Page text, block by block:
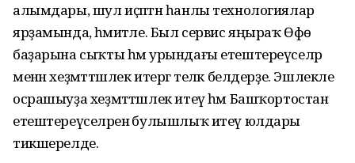
алымдары, шул иҫәптән һанлы технологиялар
ярҙамында, әһәмиәтле. Был сервис яңыраҡ Өфө
баҙарына сыҡты һәм урындағы етештереүселәр
менән хеҙмәттәшлек итергә теләк белдерҙе. Эшлекле
осрашыуҙа хеҙмәттәшлек итеү һәм Башҡортостан
етештереүселәренә булышлыҡ итеү юлдары
тикшерелде.